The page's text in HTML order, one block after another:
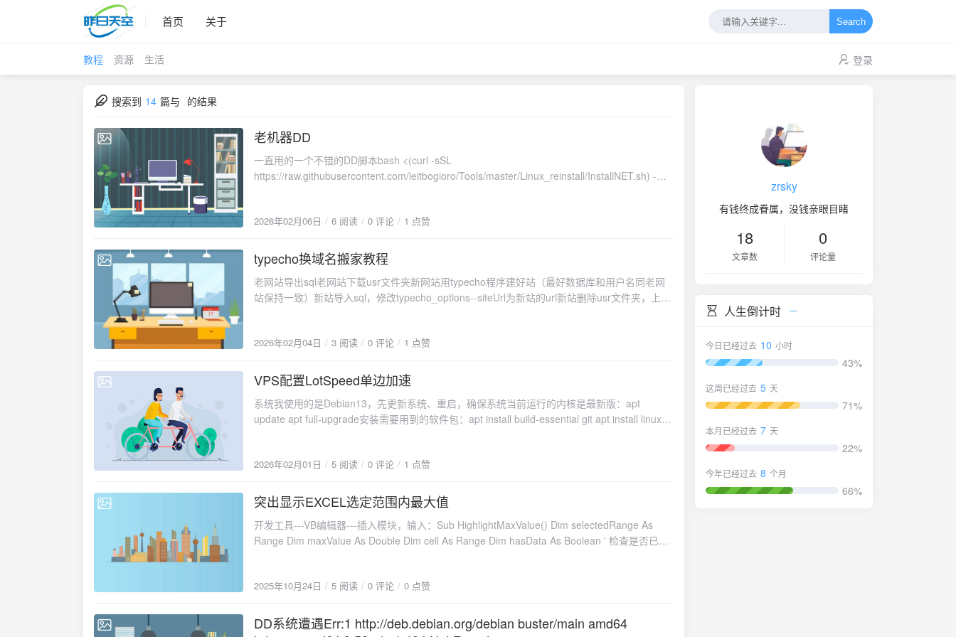
首页 关于 Search
教程 资源 生活 登录
搜索到 14 篇与 的结果
2026-02-06
老机器DD
一直用的一个不错的DD脚本bash <(curl -sSL
https://raw.githubusercontent.com/leitbogioro/Tools/master/Linux_reinstall/InstallNET.sh) -
certificate -qO- 'https://raw.githubusercontent.com/MoeClub/Note/master/InstallNET.sh') -d 11
时开启bbrecho "net.core.default_qdisc=fq" >> /etc/sysctl.conf echo
"net.ipv4.tcp_congestion_control=bbr" >> /etc/sysctl.conf sysctl -p sysctl
net.ipv4.tcp_available_congestion_control lsmod | grep bbr
2026年02月06日 6 阅读 0 评论 1 点赞
2026-02-04
typecho换域名搬家教程
老网站导出sql老网站下载usr文件夹新网站用typecho程序建好站（最好数据库和用户名同老网
站保持一致）新站导入sql，修改typecho_options--siteUrl为新站的url新站删除usr文件夹，上传
2026年02月04日 3 阅读 0 评论 1 点赞
2026-02-01
VPS配置LotSpeed单边加速
系统我使用的是Debian13，先更新系统、重启，确保系统当前运行的内核是最新版：apt
update apt full-upgrade安装需要用到的软件包：apt install build-essential git apt install linux-
/lib/modules/$(uname -r)/kernel/net/ipv4/ depmod -a加载lotspeed内核模块：modprobe
echo "lotspeed" >> /etc/modules-load.d/lotspeed.conf设置拥塞控制算法为lotspeed：nano
/etc/sysctl.d/10-lotspeed.conf写入下面的内容net.ipv4.tcp_congestion_control = lotspeed
net.ipv4.tcp_no_metrics_save = 1使其生效：sysctl --system查看拥塞控制算法是否生效：
sysctl net.ipv4.tcp_congestion_control
2026年02月01日 5 阅读 0 评论 1 点赞
2025-10-24
突出显示EXCEL选定范围内最大值
开发工具---VB编辑器---插入模块，输入：Sub HighlightMaxValue() Dim selectedRange As
Range Dim maxValue As Double Dim cell As Range Dim hasData As Boolean ' 检查是否已选
hasData = False For Each cell In selectedRange If IsNumeric(cell.Value) And cell.Value <> ""
有找到数值数据！", vbExclamation Exit Sub End If ' 查找最大值 maxValue =
Application.WorksheetFunction.Max(selectedRange) ' 清除原有格式
2025年10月24日 5 阅读 0 评论 0 点赞
2025-10-14
DD系统遭遇Err:1 http://deb.debian.org/debian buster/main amd64
zrsky
有钱终成眷属，没钱亲眼目睹
18
文章数
0
评论量
人生倒计时
今日已经过去 10 小时
43%
这周已经过去 5 天
71%
本月已经过去 7 天
22%
今年已经过去 8 个月
66%